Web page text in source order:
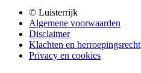
© Luisterrijk
Algemene voorwaarden
Disclaimer
Klachten en herroepingsrecht
Privacy en cookies